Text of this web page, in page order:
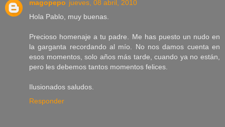
magopepo jueves, 08 abril, 2010
Hola Pablo, muy buenas.
Precioso homenaje a tu padre. Me has puesto un nudo en
la garganta recordando al mío. No nos damos cuenta en
esos momentos, solo años más tarde, cuando ya no están,
pero les debemos tantos momentos felices.
Ilusionados saludos.
Responder